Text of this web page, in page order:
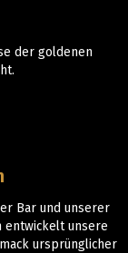
der goldenen
Bar und unserer
entwickelt unsere
ursprünglicher